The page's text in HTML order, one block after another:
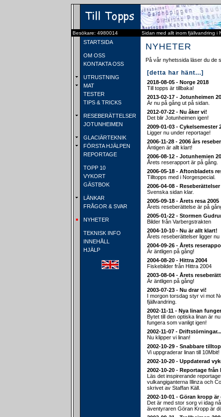
Besökare: 4980014 Sidan med allt inom fjällvandring i
STARTSIDA
OM OSS
KONTAKTA OSS
UTRUSTNING
MAT
TESTER
TIPS & TRICKS
RESEBERÄTTELSER
JOTUNHEIMEN
GLACIÄRTEKNIK
FÖRSTA HJÄLPEN
REPORTAGE
TOPP 10
VYKORT
GÄSTBOK
LÄNKAR
FRÅGOR & SVAR
NYHETER
TEKNISK INFO
INNEHÅLL
HJÄLP
NYHETER
På vår nyhetssida läser du de
[detta har hänt...]
2018-08-05 - Norge 2018
Till topps är tillbaka!
2013-02-17 - Jotunheimen
Är nu på gång ut på sidan.
2012-07-22 - Nu åker vi!
Det blir Jotunheimen igen!
2009-01-03 - Cykelsemester
Ligger nu under reportage!
2006-11-28 - 2006 års
Äntigen är allt klart!
2006-08-12 - Jotunhemien
Årets reserapport är på gång.
2006-05-18 - Aftonbladets
Tilltopps med i Norgespecial.
2006-04-08 -
Svenska sidan klar.
2005-09-18 - Årets resa 2005
Årets reseberättelse är på
2005-01-22 - Stormen
Bilder från Varbergstrakten
2004-10-10 - Nu är allt klart!
Årets reseberättelser ligger nu
2004-09-26 - Årets
Är äntligen på gång!
2004-08-20 - Hittra 2004
Fiskebilder från Hittra 2004
2003-08-04 - Årets
Är äntligen på gång!
2003-07-23 - Nu drar vi!
I morgon torsdag styr vi mot
fjällvandring.
2002-11-11 - Nya linan
Bytet till den optiska linan är
fungera som vanligt igen!
2002-11-07 - Driftstörningar...
Nu klipper vi linan!
2002-10-29 - Snabbare
Vi uppgraderar linan till 10Mbit!
2002-10-20 - Uppdaterad
2002-10-20 - Reportage från
Läs det inspirerande
vulkangiganterna Illinza och
skrivet av Staffan Käll.
2002-10-01 - Göran kropp är
Det är med stor sorg vi idag
äventyraren Göran Kropp är